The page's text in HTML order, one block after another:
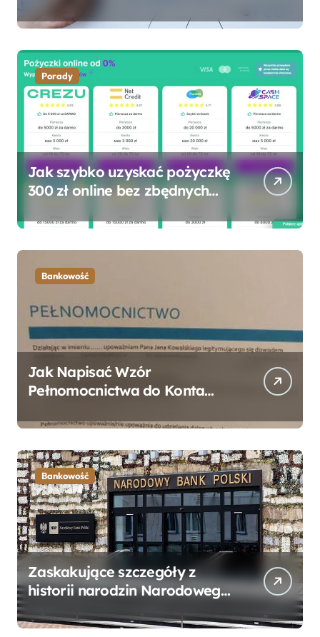
Porady
Jak szybko uzyskać pożyczkę
300 zł online bez zbędnych
Bankowość
Jak Napisać Wzór
Pełnomocnictwa do Konta
Przewodnik
Bankowość
Zaskakujące szczegóły z
historii narodzin Narodowego
mogłeś nie wiedzieć